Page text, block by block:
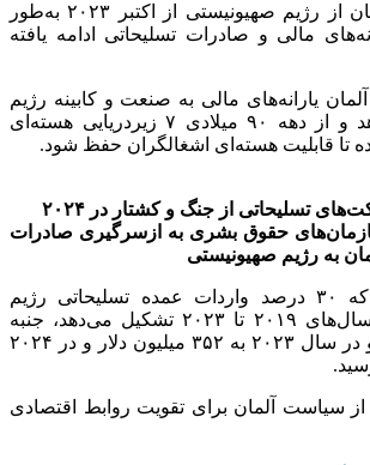
حمایت اقتصادی آلمان از رژیم صهیونیستی از اکتبر ۲۰۲۳ به‌طور
مالی و صادرات تسلیحاتی ادامه یافته
یارانه‌های مالی به صنعت و کابینه رژیم
اشغالگر ارائه می‌دهد و از دهه ۹۰ میلادی ۷ زیردریایی هسته‌ای
تا قابلیت هسته‌ای اشغالگران حفظ شود.
تسلیحاتی از جنگ و کشتار در ۲۰۲۴
حقوق بشری به ازسرگیری صادرات
به رژیم صهیونیستی
صادرات تسلیحاتی که ۳۰ درصد واردات عمده تسلیحاتی رژیم
صهیونیستی را بین سال‌های ۲۰۱۹ تا ۲۰۲۳ تشکیل می‌دهد، جنبه
اقتصادی قوی دارد و در سال ۲۰۲۳ به ۳۵۲ میلیون دلار و در ۲۰۲۴
سیاست آلمان برای تقویت روابط اقتصادی